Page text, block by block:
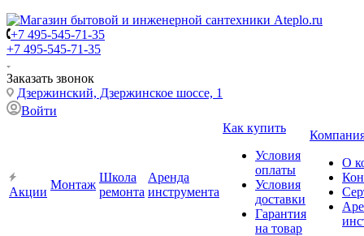
+7 495-545-71-35
+7 495-545-71-35
Заказать звонок
Дзержинский, Дзержинское шоссе, 1
Войти
Акции
Монтаж
Школа
ремонта
Аренда
инструмента
Как купить
Условия
оплаты
Условия
доставки
Гарантия
на товар
О